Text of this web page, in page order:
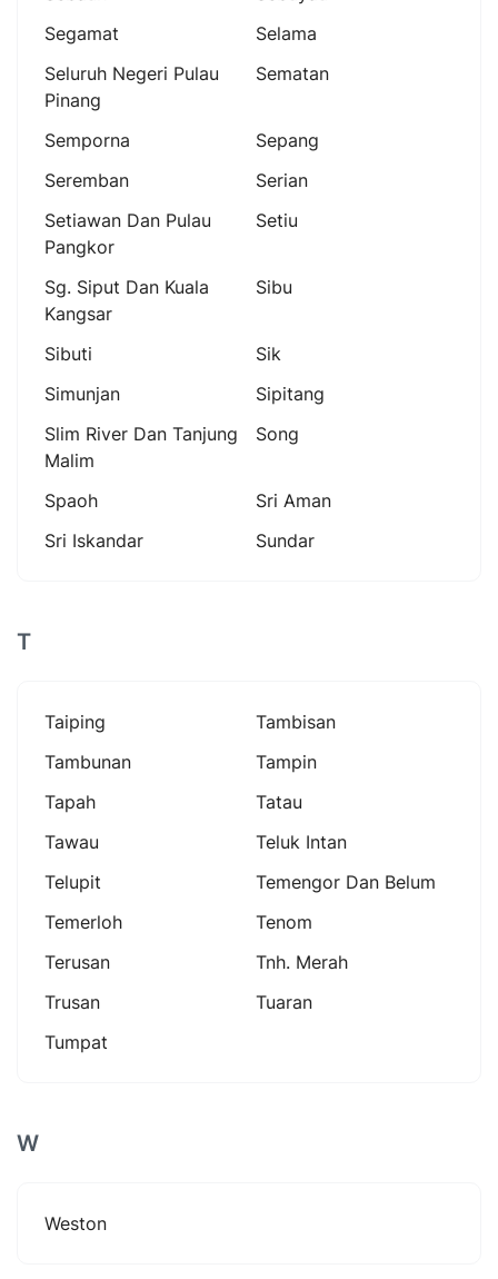
Segamat
Selama
Seluruh Negeri Pulau
Pinang
Sematan
Semporna
Sepang
Seremban
Serian
Setiawan Dan Pulau
Pangkor
Setiu
Sg. Siput Dan Kuala
Kangsar
Sibu
Sibuti
Sik
Simunjan
Sipitang
Slim River Dan Tanjung
Malim
Song
Spaoh
Sri Aman
Sri Iskandar
Sundar
T
Taiping
Tambisan
Tambunan
Tampin
Tapah
Tatau
Tawau
Teluk Intan
Telupit
Temengor Dan Belum
Temerloh
Tenom
Terusan
Tnh. Merah
Trusan
Tuaran
Tumpat
W
Weston